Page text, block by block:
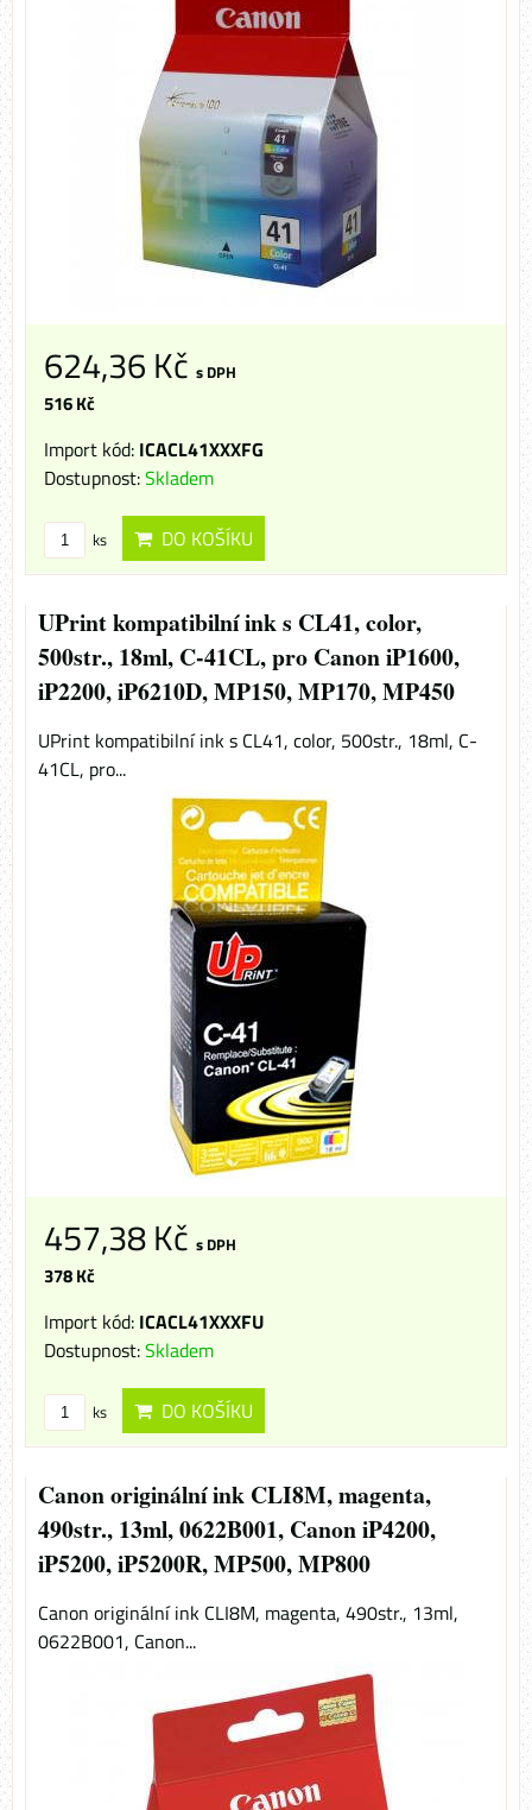
624,36 Kč s DPH
516 Kč
Import kód: ICACL41XXXFG
Dostupnost:Skladem
ks DO KOŠÍKU
UPrint kompatibilní ink s CL41, color,
500str., 18ml, C-41CL, pro Canon iP1600,
iP2200, iP6210D, MP150, MP170, MP450
UPrint kompatibilní ink s CL41, color, 500str., 18ml, C-
41CL, pro...
457,38 Kč s DPH
378 Kč
Import kód: ICACL41XXXFU
Dostupnost:Skladem
ks DO KOŠÍKU
Canon originální ink CLI8M, magenta,
490str., 13ml, 0622B001, Canon iP4200,
iP5200, iP5200R, MP500, MP800
Canon originální ink CLI8M, magenta, 490str., 13ml,
0622B001, Canon...